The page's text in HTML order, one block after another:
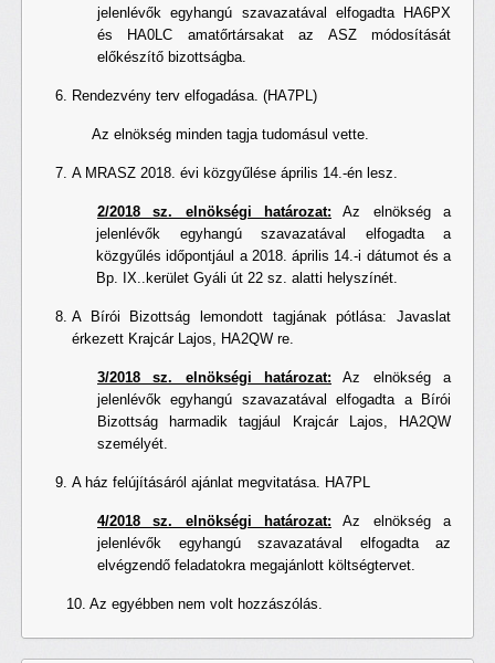
jelenlévők egyhangú szavazatával elfogadta HA6PX
és HA0LC amatőrtársakat az ASZ módosítását
előkészítő bizottságba.
Rendezvény terv elfogadása. (HA7PL)
Az elnökség minden tagja tudomásul vette.
A MRASZ 2018. évi közgyűlése április 14.-én lesz.
2/2018 sz. elnökségi határozat: Az elnökség a
jelenlévők egyhangú szavazatával elfogadta a
közgyűlés időpontjául a 2018. április 14.-i dátumot és a
Bp. IX..kerület Gyáli út 22 sz. alatti helyszínét.
A Bírói Bizottság lemondott tagjának pótlása: Javaslat
érkezett Krajcár Lajos, HA2QW re.
3/2018 sz. elnökségi határozat: Az elnökség a
jelenlévők egyhangú szavazatával elfogadta a Bírói
Bizottság harmadik tagjául Krajcár Lajos, HA2QW
személyét.
A ház felújításáról ajánlat megvitatása. HA7PL
4/2018 sz. elnökségi határozat: Az elnökség a
jelenlévők egyhangú szavazatával elfogadta az
elvégzendő feladatokra megajánlott költségtervet.
10. Az egyébben nem volt hozzászólás.